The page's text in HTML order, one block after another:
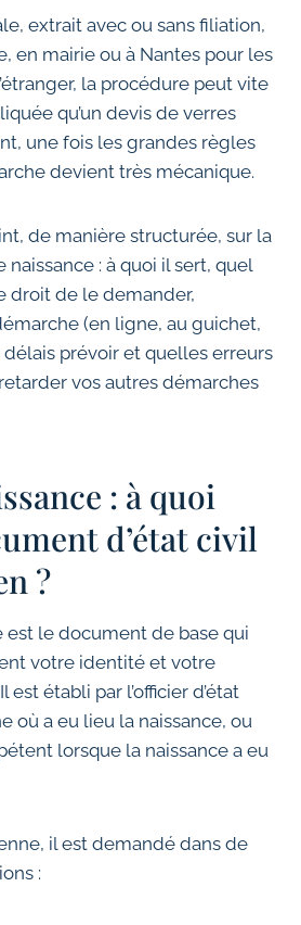
extrait avec ou sans filiation,
en mairie ou à Nantes pour les
la procédure peut vite
qu’un devis de verres
une fois les grandes règles
devient très mécanique.
de manière structurée, sur la
naissance : à quoi il sert, quel
droit de le demander,
(en ligne, au guichet,
délais prévoir et quelles erreurs
vos autres démarches
: à quoi
d’état civil
?
est le document de base qui
votre identité et votre
établi par l’officier d’état
où a eu lieu la naissance, ou
lorsque la naissance a eu
il est demandé dans de
: